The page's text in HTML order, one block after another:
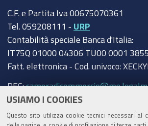
USIAMO I COOKIES
Questo sito utilizza cookie tecnici necessari al
C.F. e Partita Iva 00675070361
Tel. 059208111 - URP
Contabilità speciale Banca d'Italia:
IT75Q 01000 04306 TU00 0001 3855
Fatt. elettronica - Cod. univoco: XECKYI
PEC:
Trasparenza